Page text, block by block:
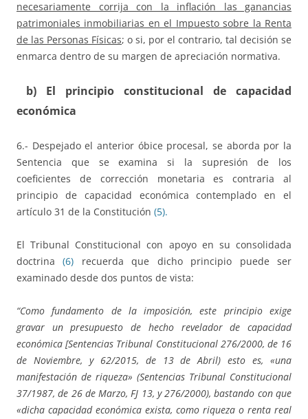
necesariamente corrija con la inflación las ganancias
patrimoniales inmobiliarias en el Impuesto sobre la Renta
de las Personas Físicas; o si, por el contrario, tal decisión se
enmarca dentro de su margen de apreciación normativa.
b) El principio constitucional de capacidad
económica
6.- Despejado el anterior óbice procesal, se aborda por la
Sentencia que se examina si la supresión de los
coeficientes de corrección monetaria es contraria al
principio de capacidad económica contemplado en el
artículo 31 de la Constitución (5).
El Tribunal Constitucional con apoyo en su consolidada
doctrina(6) recuerda que dicho principio puede ser
examinado desde dos puntos de vista:
“Como fundamento de la imposición, este principio exige
gravar un presupuesto de hecho revelador de capacidad
económica [Sentencias Tribunal Constitucional 276/2000, de 16
de Noviembre, y 62/2015, de 13 de Abril) esto es, «una
manifestación de riqueza» (Sentencias Tribunal Constitucional
37/1987, de 26 de Marzo, FJ 13, y 276/2000), bastando con que
«dicha capacidad económica exista, como riqueza o renta real